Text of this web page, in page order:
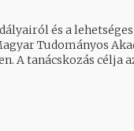
és a lehetséges
Tudományos
A tanácskozás célja